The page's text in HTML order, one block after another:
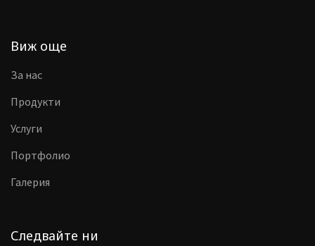
Виж още
За нас
Продукти
Услуги
Портфолио
Галерия
Следвайте ни